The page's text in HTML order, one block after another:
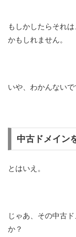
もしかしたらそれ
かもしれません。
いや、わかんないで
中古ドメイン
とはいえ。
じゃあ、その中古
か？